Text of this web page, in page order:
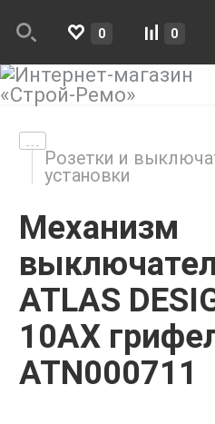
0 0
Розетки и
установки
Механизм
ATLAS
10АХ
ATN000711